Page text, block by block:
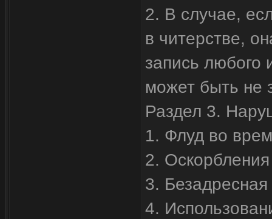
2. В случае,
в читерстве,
запись любого
может быть не
Раздел 3.
1. Флуд во
2.
3.
4.